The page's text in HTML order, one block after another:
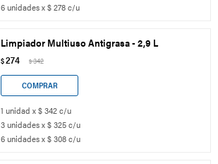
6 unidades x $ 278 c/u
Limpiador Multiuso Antigrasa - 2,9 L
$274 $342
1 unidad x $ 342 c/u
3 unidades x $ 325 c/u
6 unidades x $ 308 c/u